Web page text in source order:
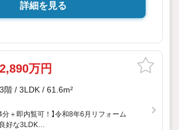
詳細を見る
2,890万円
3階 / 3LDK / 61.6m²
分＋即内覧可！】令和8年6月リフォーム
好な3LDK